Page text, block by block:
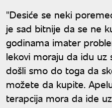
"Desiće se neki
je sad bitnije da se ne
godinama imater
lekovi moraju da idu uz
došli smo do toga da
možete da kupite.
terapcija mora da ide